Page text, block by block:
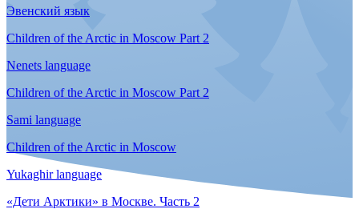
Yukaghir language
«Дети Арктики» в Москве
Саамский язык
«Дети Арктики» в Москве
Эвенский язык
«Дети Арктики» в Москве
Эвенкийский язык
«Дети Арктики» в Москве